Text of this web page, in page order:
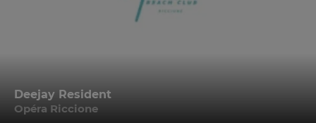
Deejay Resident
Opéra Riccione